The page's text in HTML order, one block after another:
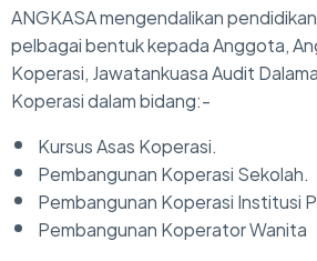
ANGKASA mengendalikan
pelbagai bentuk kepada Anggota,
Koperasi, Jawatankuasa Audit
Koperasi dalam bidang:-
Kursus Asas Koperasi.
Pembangunan Koperasi Sekolah.
Pembangunan Koperasi Institusi
Pembangunan Koperator Wanita